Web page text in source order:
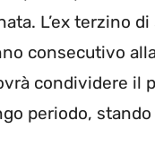
L’ex terzino
consecutivo
condividere il
periodo, stando